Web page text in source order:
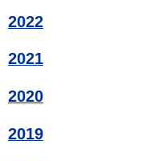
2022
2021
2020
2019